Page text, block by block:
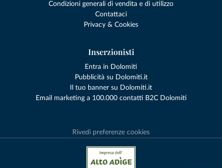
Condizioni generali di vendita e di utilizzo
Contattaci
Privacy & Cookies
Inserzionisti
Entra in Dolomiti
Pubblicità su Dolomiti.it
Il tuo banner su Dolomiti.it
Email marketing a 100.000 contatti B2C Dolomiti
Rivedi preferenze cookies